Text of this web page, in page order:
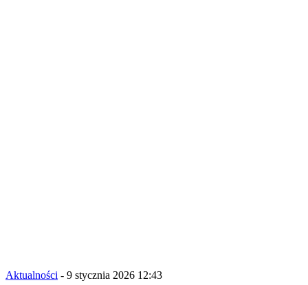
Aktualności - 9 stycznia 2026 12:43